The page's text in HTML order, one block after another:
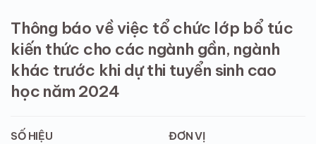
Thông báo về việc tổ chức lớp bổ túc
kiến thức cho các ngành gần, ngành
khác trước khi dự thi tuyển sinh cao
học năm 2024
SỐ HIỆU
ĐƠN VỊ